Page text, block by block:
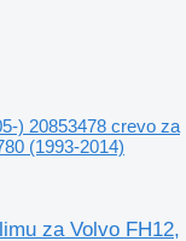
) 20853478 crevo za
(1993-2014)
za Volvo FH12,